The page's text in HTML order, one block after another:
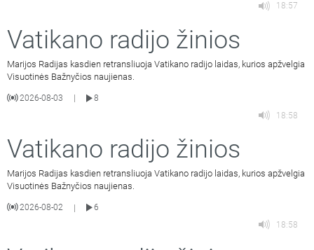
18:57
Vatikano radijo žinios
Marijos Radijas kasdien retransliuoja Vatikano radijo laidas, kurios apžvelgia
Visuotinės Bažnyčios naujienas.
2026-08-03
8
18:58
Vatikano radijo žinios
Marijos Radijas kasdien retransliuoja Vatikano radijo laidas, kurios apžvelgia
Visuotinės Bažnyčios naujienas.
2026-08-02 |
6
18:58